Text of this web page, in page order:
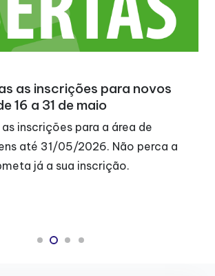
as inscrições para novos
16 a 31 de maio
inscrições para a área de
até 31/05/2026. Não perca a
já a sua inscrição.